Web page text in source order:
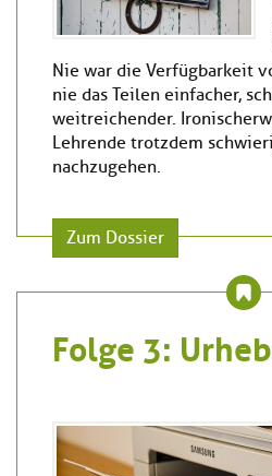
Nie war die Verfügbarkeit
nie das Teilen einfacher,
weitreichender.
Lehrende trotzdem
nachzugehen.
Zum Dossier
Folge 3: